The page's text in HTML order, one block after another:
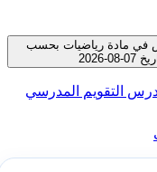
في مادة رياضيات بحسب
التقويم المدرسي